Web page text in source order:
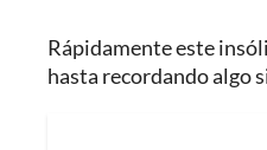
Rápidamente este
hasta recordando algo